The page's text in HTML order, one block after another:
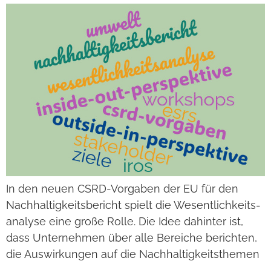
In den neuen CSRD-Vor­­­ga­­ben der EU für den
Nach­hal­tig­keits­be­richt spielt die Wesent­lich­keits­
ana­lyse eine große Rolle. Die Idee dahin­ter ist,
dass Unter­neh­men über alle Berei­che berich­ten,
die Aus­wir­kun­gen auf die Nach­hal­tig­keits­the­men